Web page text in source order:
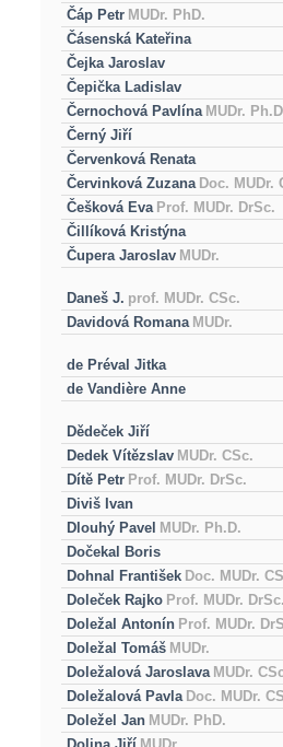
Čáp Petr MUDr. PhD.
Čásenská Kateřina
Čejka Jaroslav
Čepička Ladislav
Černochová Pavlína MUDr.
Černý Jiří
Červenková Renata
Červinková Zuzana Doc. MUDr.
Češková Eva Prof. MUDr. DrSc.
Čillíková Kristýna
Čupera Jaroslav MUDr.
Daneš J. prof. MUDr. CSc.
Davidová Romana MUDr.
de Préval Jitka
de Vandière Anne
Dědeček Jiří
Dedek Vítězslav MUDr. CSc.
Dítě Petr Prof. MUDr. DrSc.
Diviš Ivan
Dlouhý Pavel MUDr. Ph.D.
Dočekal Boris
Dohnal František Doc. MUDr.
Doleček Rajko Prof. MUDr.
Doležal Antonín Prof. MUDr.
Doležal Tomáš MUDr.
Doležalová Jaroslava MUDr.
Doležalová Pavla Doc. MUDr.
Doležel Jan MUDr. PhD.